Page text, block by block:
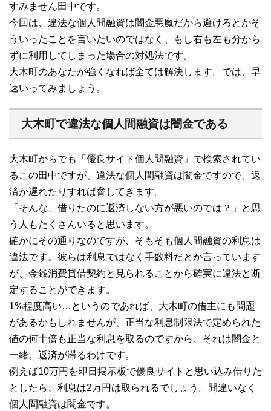
すみません田中です。
今回は、違法な個人間融資は闇金悪魔だから避けろとかそ
ういったことを言いたいのではなく、もし右も左も分から
ずに利用してしまった場合の対処法です。
大木町のあなたが強くなれば全ては解決します。では、早
速いってみましょう。
大木町で違法な個人間融資は闇金である
大木町からでも「優良サイト個人間融資」で検索されてい
るこの田中ですが、違法な個人間融資は闇金ですので、返
済が遅れたりすれば脅してきます。
「そんな、借りたのに返済しない方が悪いのでは？」と思
う人もたくさんいると思います。
確かにその通りなのですが、そもそも個人間融資の利息は
違法です。彼らは利息ではなく手数料だとか言っています
が、金銭消費貸借契約と見られることから確実に違法と断
定することができます。
1%程度高い…というのであれば、大木町の借主にも問題
があるかもしれませんが、正当な利息制限法で定められた
値の何十倍も正当な利息を取るのですから、それは闇金と
一緒。返済が滞るわけです。
例えば10万円を即日掲示板で優良サイトと思い込み借りた
としたら、利息は2万円は取られるでしょう。間違いなく
個人間融資は闇金です。